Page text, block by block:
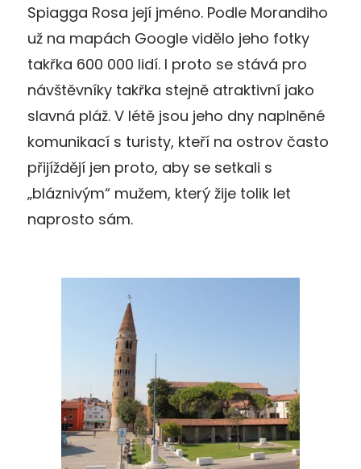
Spiagga Rosa její jméno. Podle Morandiho
už na mapách Google vidělo jeho fotky
takřka 600 000 lidí. I proto se stává pro
návštěvníky takřka stejně atraktivní jako
slavná pláž. V létě jsou jeho dny naplněné
komunikací s turisty, kteří na ostrov často
přijíždějí jen proto, aby se setkali s
„bláznivým“ mužem, který žije tolik let
naprosto sám.